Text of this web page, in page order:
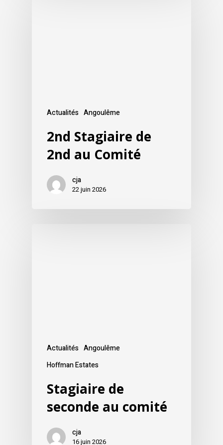
Actualités Angoulême
2nd Stagiaire de
2nd au Comité
cja
22 juin 2026
Actualités Angoulême
Hoffman Estates
Stagiaire de
seconde au comité
cja
16 juin 2026